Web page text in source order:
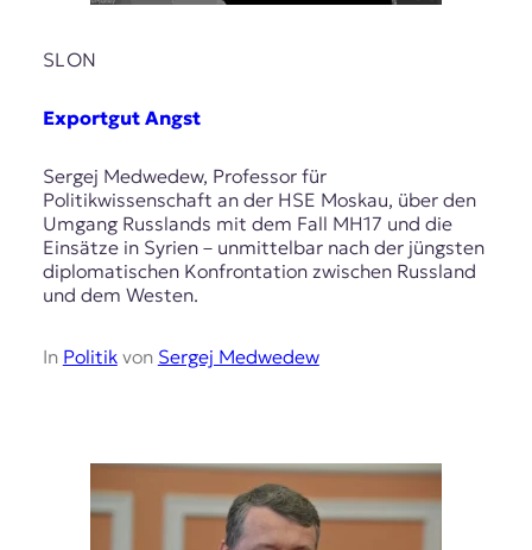
SLON
Exportgut Angst
Sergej Medwedew, Professor für
Politikwissenschaft an der HSE Moskau, über den
Umgang Russlands mit dem Fall MH17 und die
Einsätze in Syrien – unmittelbar nach der jüngsten
diplomatischen Konfrontation zwischen Russland
und dem Westen.
In Politikvon Sergej Medwedew